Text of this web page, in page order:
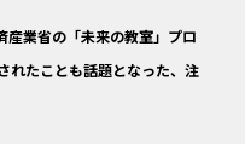
業省の「未来の教室」プロ
れたことも話題となった、注